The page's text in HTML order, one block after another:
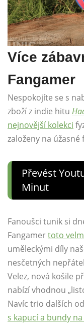
Více
Fangamer
Nespokojíte se s
zboží z indie hitu
nejnovější kolekci
založeny na
Převést
Minut
Fanoušci tunik si
Fangamertoto
uměleckými díly
nesčetných
Velez, nová košile
nabízí vhodnou
Navíc trio dalších
s kapucí a bundy na